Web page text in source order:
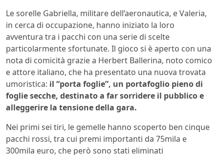
Le sorelle Gabriella, militare dell’aeronautica, e Valeria,
in cerca di occupazione, hanno iniziato la loro
avventura tra i pacchi con una serie di scelte
particolarmente sfortunate. Il gioco si è aperto con una
nota di comicità grazie a Herbert Ballerina, noto comico
e attore italiano, che ha presentato una nuova trovata
umoristica: il “porta foglie”, un portafoglio pieno di
foglie secche, destinato a far sorridere il pubblico e
alleggerire la tensione della gara.
Nei primi sei tiri, le gemelle hanno scoperto ben cinque
pacchi rossi, tra cui premi importanti da 75mila e
300mila euro, che però sono stati eliminati